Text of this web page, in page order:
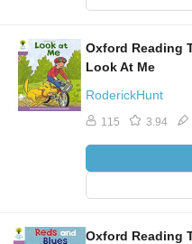
Oxford Reading
Look At Me
RoderickHunt
115 3.94
Oxford Reading